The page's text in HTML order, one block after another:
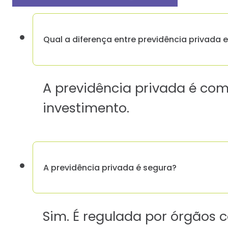
Qual a diferença entre previdência privada e
A previdência privada é
investimento.
A previdência privada é segura?
Sim. É regulada por órgãos